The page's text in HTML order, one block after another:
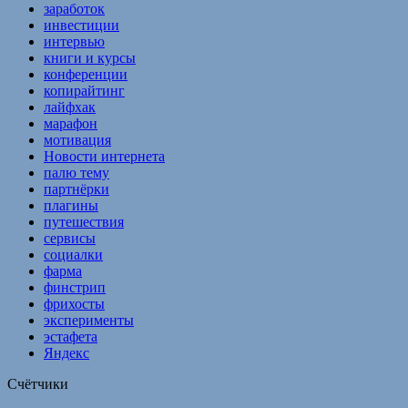
заработок
инвестиции
интервью
книги и курсы
конференции
копирайтинг
лайфхак
марафон
мотивация
Новости интернета
палю тему
партнёрки
плагины
путешествия
сервисы
социалки
фарма
финстрип
фрихосты
эксперименты
эстафета
Яндекс
Счётчики